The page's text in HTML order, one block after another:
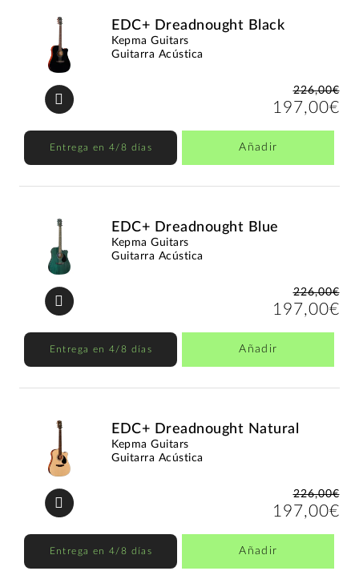
EDC+ Dreadnought Black
Kepma Guitars
Guitarra Acústica
226,00€
197,00€
Entrega en 4/8 días Añadir
EDC+ Dreadnought Blue
Kepma Guitars
Guitarra Acústica
226,00€
197,00€
Entrega en 4/8 días Añadir
EDC+ Dreadnought Natural
Kepma Guitars
Guitarra Acústica
226,00€
197,00€
Entrega en 4/8 días Añadir